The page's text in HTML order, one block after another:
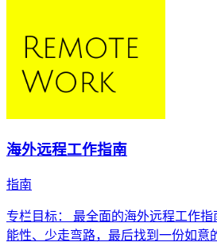
海外远程工作指南
指南
专栏目标： 最全面的海外远程工作
能性、少走弯路，最后找到一份如意